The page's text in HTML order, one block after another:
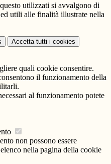
utilizzati si avvalgono di
utili alle finalità illustrate nella
Accetta tutti i cookies
quali cookie consentire.
il funzionamento della
al funzionamento potete
non possono essere
nella pagina della cookie